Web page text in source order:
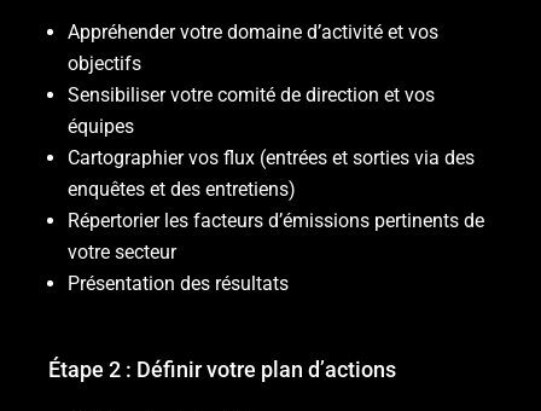
Appréhender votre domaine d’activité et vos
objectifs
Sensibiliser votre comité de direction et vos
équipes
Cartographier vos flux (entrées et sorties via des
enquêtes et des entretiens)
Répertorier les facteurs d’émissions pertinents de
votre secteur
Présentation des résultats
Étape 2 : Définir votre plan d’actions